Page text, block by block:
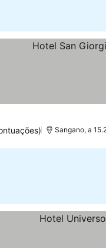
Sangano, a